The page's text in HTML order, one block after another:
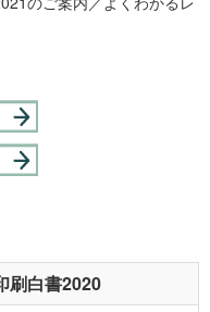
刷白書2020